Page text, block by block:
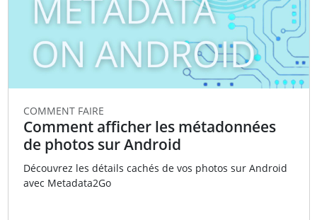
COMMENT FAIRE
Comment afficher les métadonnées
de photos sur Android
Découvrez les détails cachés de vos photos sur Android
avec Metadata2Go